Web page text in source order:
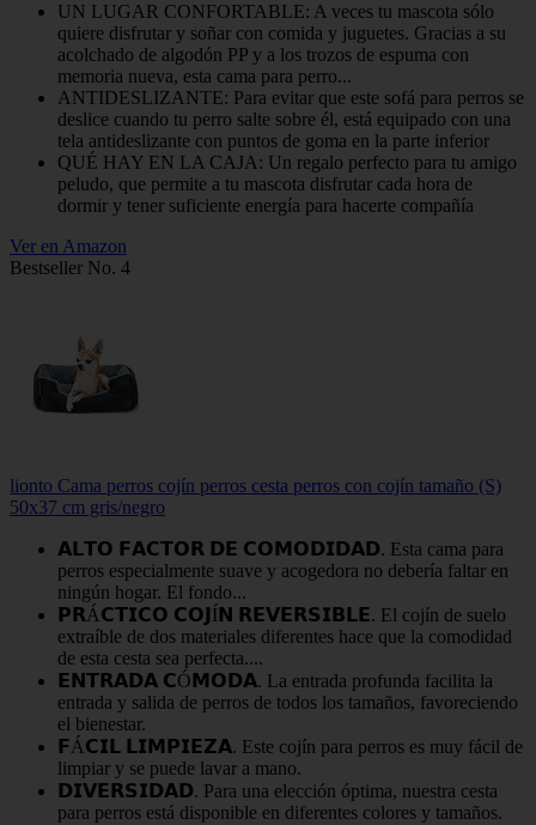
UN LUGAR CONFORTABLE: A veces tu mascota sólo
quiere disfrutar y soñar con comida y juguetes. Gracias a su
acolchado de algodón PP y a los trozos de espuma con
memoria nueva, esta cama para perro...
ANTIDESLIZANTE: Para evitar que este sofá para perros se
deslice cuando tu perro salte sobre él, está equipado con una
tela antideslizante con puntos de goma en la parte inferior
QUÉ HAY EN LA CAJA: Un regalo perfecto para tu amigo
peludo, que permite a tu mascota disfrutar cada hora de
dormir y tener suficiente energía para hacerte compañía
Ver en Amazon
Bestseller No. 4
lionto Cama perros cojín perros cesta perros con cojín tamaño (S)
50x37 cm gris/negro
𝗔𝗟𝗧𝗢 𝗙𝗔𝗖𝗧𝗢𝗥 𝗗𝗘 𝗖𝗢𝗠𝗢𝗗𝗜𝗗𝗔𝗗. Esta cama para
perros especialmente suave y acogedora no debería faltar en
ningún hogar. El fondo...
𝗣𝗥Á𝗖𝗧𝗜𝗖𝗢 𝗖𝗢𝗝Í𝗡 𝗥𝗘𝗩𝗘𝗥𝗦𝗜𝗕𝗟𝗘. El cojín de suelo
extraíble de dos materiales diferentes hace que la comodidad
de esta cesta sea perfecta....
𝗘𝗡𝗧𝗥𝗔𝗗𝗔 𝗖Ó𝗠𝗢𝗗𝗔. La entrada profunda facilita la
entrada y salida de perros de todos los tamaños, favoreciendo
el bienestar.
𝗙Á𝗖𝗜𝗟 𝗟𝗜𝗠𝗣𝗜𝗘𝗭𝗔. Este cojín para perros es muy fácil de
limpiar y se puede lavar a mano.
𝗗𝗜𝗩𝗘𝗥𝗦𝗜𝗗𝗔𝗗. Para una elección óptima, nuestra cesta
para perros está disponible en diferentes colores y tamaños.